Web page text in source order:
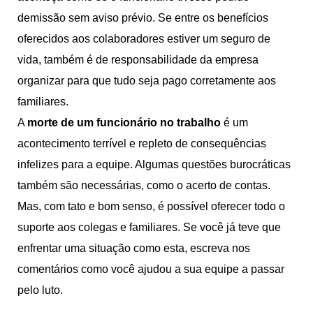
demissão sem aviso prévio. Se entre os benefícios
oferecidos aos colaboradores estiver um seguro de
vida, também é de responsabilidade da empresa
organizar para que tudo seja pago corretamente aos
familiares.
A morte de um funcionário no trabalho é um
acontecimento terrível e repleto de consequências
infelizes para a equipe. Algumas questões burocráticas
também são necessárias, como o acerto de contas.
Mas, com tato e bom senso, é possível oferecer todo o
suporte aos colegas e familiares. Se você já teve que
enfrentar uma situação como esta, escreva nos
comentários como você ajudou a sua equipe a passar
pelo luto.